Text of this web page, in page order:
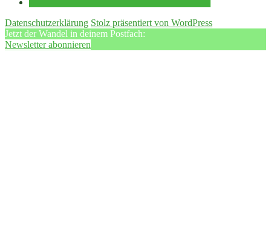
Datenschutzerklärung Stolz präsentiert von WordPress
Jetzt der Wandel in deinem Postfach:
Newsletter abonnieren